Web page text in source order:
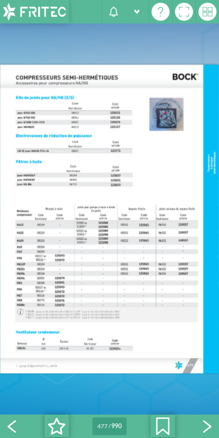
477/990